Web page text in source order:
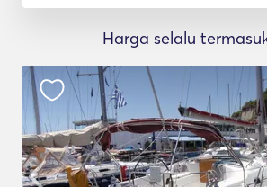
Harga selalu